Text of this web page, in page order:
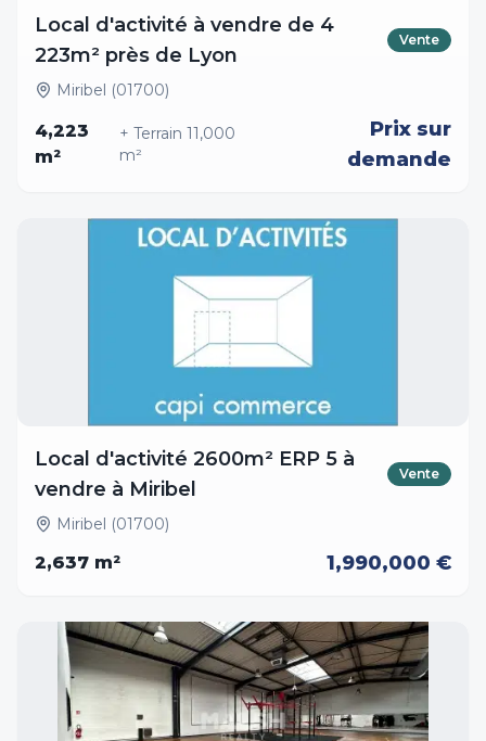
Local d'activité à vendre de 4
223m² près de Lyon
Vente
Miribel (01700)
4,223
m²
+ Terrain11,000
m²
Prix sur
demande
Local d'activité 2600m² ERP 5 à
vendre à Miribel
Vente
Miribel (01700)
2,637 m² 1,990,000 €